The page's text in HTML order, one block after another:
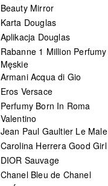
Beauty Mirror
Karta Douglas
Aplikacja Douglas
Rabanne 1 Million Perfumy
Męskie
Armani Acqua di Gio
Eros Versace
Perfumy Born In Roma
Valentino
Jean Paul Gaultier Le Male
Carolina Herrera Good Girl
DIOR Sauvage
Chanel Bleu de Chanel